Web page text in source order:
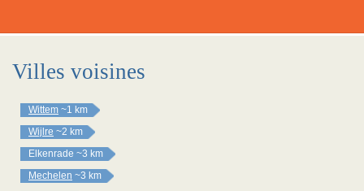
Villes voisines
Wittem ~1 km
Wijlre ~2 km
Elkenrade ~3 km
Mechelen ~3 km